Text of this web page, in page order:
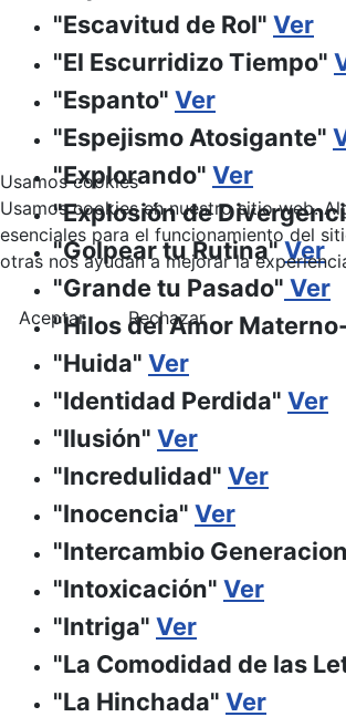
"Escavitud de Rol" Ver
"El Escurridizo Tiempo"
"Espanto" Ver
"Espejismo Atosigante"
"Explorando" Ver
"Explosión de
"Golpear tu Rutina"Ver
"Grande tu Pasado" Ver
"Hilos del Amor
"Huida" Ver
"Identidad Perdida" Ver
"Ilusión" Ver
"Incredulidad" Ver
"Inocencia" Ver
"Intercambio
"Intoxicación" Ver
"Intriga" Ver
"La Comodidad de las
"La Hinchada" Ver
Usamos cookies
Usamos cookies en nuestro sitio web.
esenciales para el funcionamiento del
otras nos ayudan a mejorar la
Aceptar Rechazar